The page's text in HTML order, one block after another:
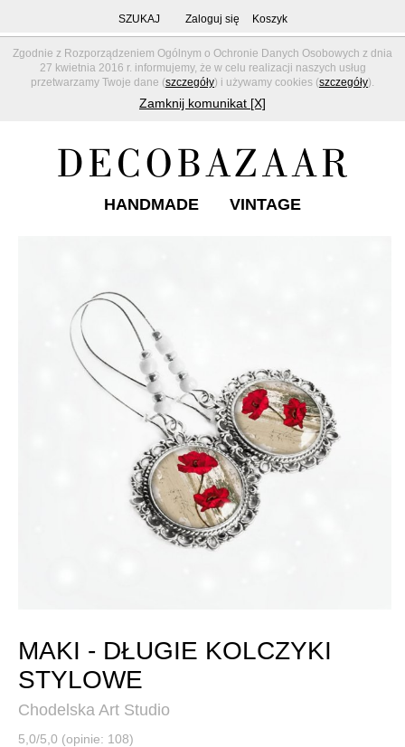
Zgodnie z Rozporządzeniem Ogólnym o Ochronie Danych Osobowych z dnia
27 kwietnia 2016 r. informujemy, że w celu realizacji naszych usług
przetwarzamy Twoje dane (szczegóły) i używamy cookies (szczegóły).
Zamknij komunikat [X]
SZUKAJ Zaloguj się Koszyk
HANDMADE VINTAGE
MAKI - DŁUGIE KOLCZYKI
STYLOWE
Chodelska Art Studio
5,0/5,0 (opinie: 108)